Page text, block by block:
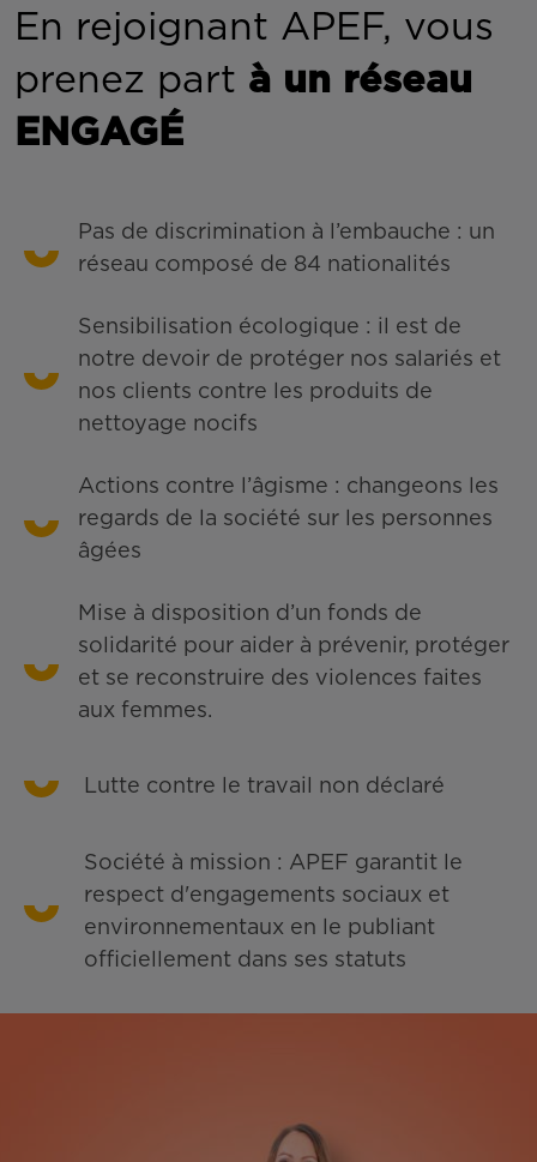
En rejoignant APEF, vous
prenez part à un réseau
ENGAGÉ
Pas de discrimination à l’embauche : un
réseau composé de 84 nationalités
Sensibilisation écologique : il est de
notre devoir de protéger nos salariés et
nos clients contre les produits de
nettoyage nocifs
Actions contre l’âgisme : changeons les
regards de la société sur les personnes
âgées
Mise à disposition d’un fonds de
solidarité pour aider à prévenir, protéger
et se reconstruire des violences faites
aux femmes.
Lutte contre le travail non déclaré
Société à mission : APEF garantit le
respect d'engagements sociaux et
environnementaux en le publiant
officiellement dans ses statuts